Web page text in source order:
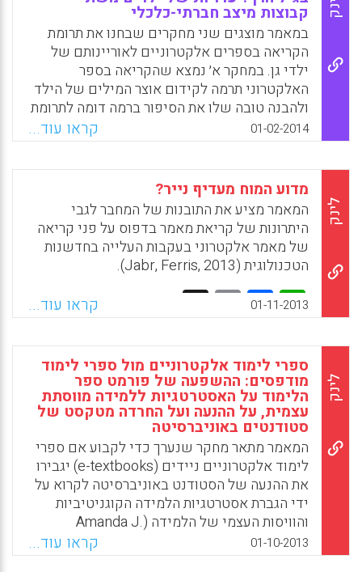
אפליקציות באיכות גבוהה עבור קוראים מתחילים
(Zipke, Marcy, 2014).
WhatsApp
Facebook
Email
X
קבוצות מיצב חברתי-כלכלי
במאמר מוצגים שני מחקרים שבחנו את תרומת
הקריאה בספרים אלקטרוניים לאוריינותם של
ילדי גן. במחקר א׳ נמצא שהקריאה בספר
האלקטרוני תרמה לקידום אוצר המילים של הילד
ולהבנה טובה שלו את הסיפור ברמה דומה לתרומת
הקריאה של המבוגר לילד. ובמחקר ב' נמצא
שהקבוצה שקראה את הספר האלקטרוני בתיווך
של מבוגר התקדמה יותר משלוש הקבוצות
האחרות בציון האוריינות הכללי וכן בהכרת שמות
אותיות, בניצני קריאת מילים ובהמשגת הכתוב
בספר (אורה סגל-דרורי, עפרה קורת ועדינה שמיר,
2014).
WhatsApp
Facebook
Email
X
01-02-2014 קראו עוד...
לינק
מדוע המוח מעדיף נייר?
המאמר מציע את התובנות של המחבר לגבי
היתרונות של קריאת מאמר בדפוס על פני קריאה
של מאמר אלקטרוני בעקבות העלייה בחדשנות
הטכנולוגית (Jabr, Ferris, 2013).
WhatsApp
Facebook
Email 01-11-2013 קראו עוד...
לינק
ספרי לימוד אלקטרוניים מול ספרי לימוד
מודפסים: ההשפעה של פורמט ספר
הלימוד על האסטרטגיות ללמידה מווסתת
עצמית, על ההנעה ועל החרדה מטקסט של
סטודנטים באוניברסיטה
המאמר מתאר מחקר שנערך כדי לקבוע אם ספרי
לימוד אלקטרוניים ניידים (e-textbooks) יגבירו
את ההנעה של הסטודנט באוניברסיטה לקרוא על
ידי הגברת אסטרטגיות הלמידה הקוגניטיביות
והוויסות העצמי של הלמידה (Amanda J.
Rockinson-Szapkiw, Jillian Wendt &
Rebecca Lunde, 2013.)
01-10-2013 קראו עוד...